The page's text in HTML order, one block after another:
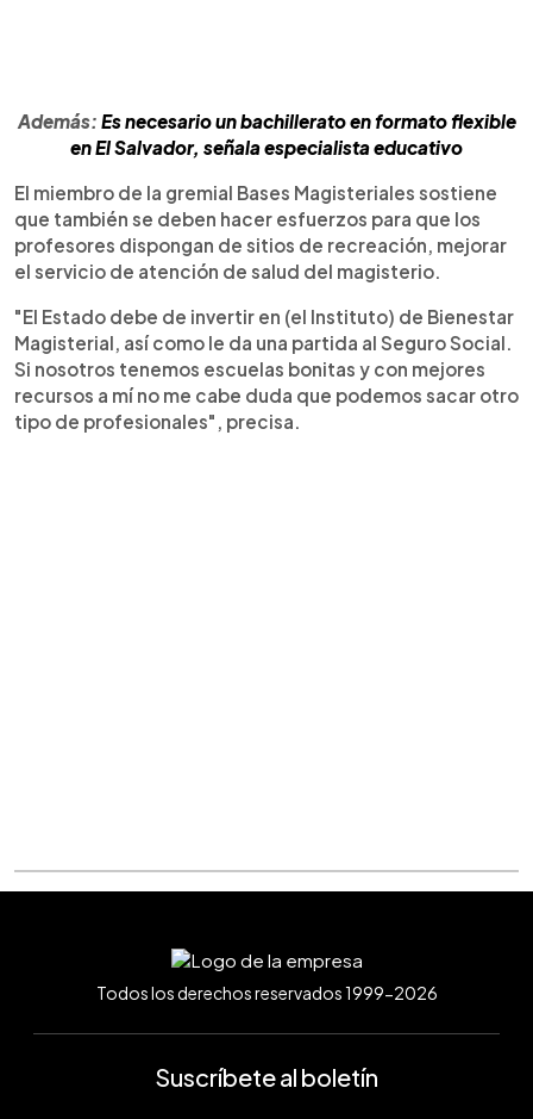
Además: Es necesario un bachillerato en formato flexible
en El Salvador, señala especialista educativo
El miembro de la gremial Bases Magisteriales sostiene
que también se deben hacer esfuerzos para que los
profesores dispongan de sitios de recreación, mejorar
el servicio de atención de salud del magisterio.
"El Estado debe de invertir en (el Instituto) de Bienestar
Magisterial, así como le da una partida al Seguro Social.
Si nosotros tenemos escuelas bonitas y con mejores
recursos a mí no me cabe duda que podemos sacar otro
tipo de profesionales", precisa.
Todos los derechos reservados 1999-2026
Suscríbete al boletín